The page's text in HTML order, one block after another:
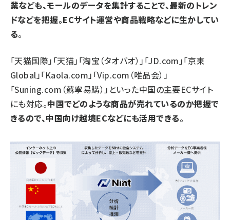
業なども、モールのデータを集計することで、最新のトレン
ドなどを把握。ECサイト運営や商品戦略などに生かしてい
る。
「天猫国際」「天猫」「淘宝（タオバオ）」「JD.com」「京東
Global」「Kaola.com」「Vip.com（唯品会）」
「Suning.com（蘇寧易購）」といった中国の主要ECサイト
にも対応。中国でどのような商品が売れているのか把握で
きるので、中国向け越境ECなどにも活用できる。